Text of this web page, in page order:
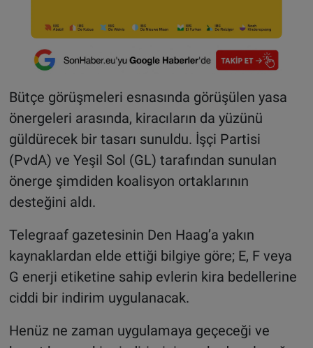
Bütçe görüşmeleri esnasında görüşülen yasa
önergeleri arasında, kiracıların da yüzünü
güldürecek bir tasarı sunuldu. İşçi Partisi
(PvdA) ve Yeşil Sol (GL) tarafından sunulan
önerge şimdiden koalisyon ortaklarının
desteğini aldı.
Telegraaf gazetesinin Den Haag’a yakın
kaynaklardan elde ettiği bilgiye göre; E, F veya
G enerji etiketine sahip evlerin kira bedellerine
ciddi bir indirim uygulanacak.
Henüz ne zaman uygulamaya geçeceği ve